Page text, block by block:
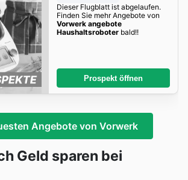
Dieser Flugblatt ist abgelaufen.
Finden Sie mehr Angebote von
Vorwerk angebote
Haushaltsroboterbald!!
Prospekt öffnen
Angebote von Vorwerk
Geld sparen bei